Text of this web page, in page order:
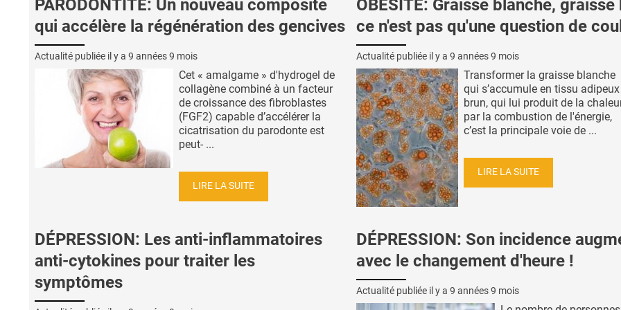
PARODONTITE: Un nouveau composite
qui accélère la régénération des gencives
Actualité publiée il y a 9 années 9 mois
Cet « amalgame » d'hydrogel de
collagène combiné à un facteur
de croissance des fibroblastes
(FGF2) capable d’accélérer la
cicatrisation du parodonte est
peut- ...
LIRE LA SUITE
OBÉSITÉ: Graisse blanche, graisse
ce n'est pas qu'une question de
Actualité publiée il y a 9 années 9 mois
Transformer la graisse blanche
qui s’accumule en tissu adipeux
brun, qui lui produit de la
par la combustion de l'énergie,
c’est la principale voie de ...
LIRE LA SUITE
DÉPRESSION: Les anti-inflammatoires
anti-cytokines pour traiter les
symptômes
DÉPRESSION: Son incidence
avec le changement d'heure !
Actualité publiée il y a 9 années 9 mois